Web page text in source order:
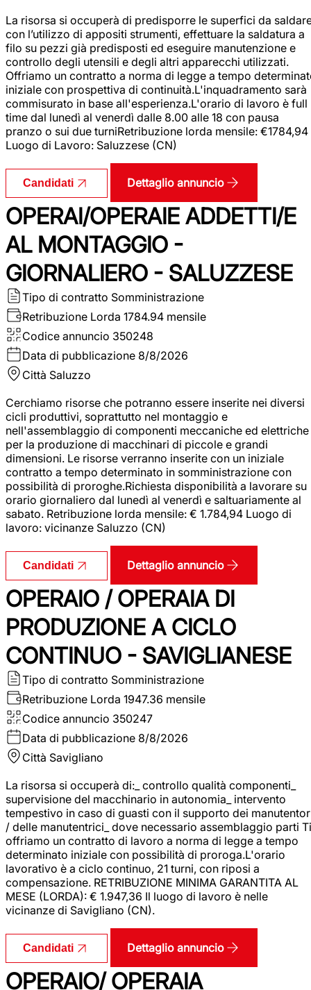
La risorsa si occuperà di predisporre le superfici da
con l’utilizzo di appositi strumenti, effettuare la saldatura a
filo su pezzi già predisposti ed eseguire manutenzione e
controllo degli utensili e degli altri apparecchi utilizzati.
Offriamo un contratto a norma di legge a tempo
iniziale con prospettiva di continuità.L'inquadramento sarà
commisurato in base all'esperienza.L'orario di lavoro è full
time dal lunedì al venerdì dalle 8.00 alle 18 con pausa
pranzo o sui due turniRetribuzione lorda mensile: €1784,94
Luogo di Lavoro: Saluzzese (CN)
Candidati Dettaglio annuncio
OPERAI/OPERAIE ADDETTI/E
AL MONTAGGIO -
GIORNALIERO - SALUZZESE
Tipo di contratto Somministrazione
Retribuzione Lorda 1784.94 mensile
Codice annuncio 350248
Data di pubblicazione 8/8/2026
Città Saluzzo
Cerchiamo risorse che potranno essere inserite nei diversi
cicli produttivi, soprattutto nel montaggio e
nell'assemblaggio di componenti meccaniche ed elettriche
per la produzione di macchinari di piccole e grandi
dimensioni. Le risorse verranno inserite con un iniziale
contratto a tempo determinato in somministrazione con
possibilità di proroghe.Richiesta disponibilità a lavorare su
orario giornaliero dal lunedì al venerdì e saltuariamente al
sabato. Retribuzione lorda mensile: € 1.784,94 Luogo di
lavoro: vicinanze Saluzzo (CN)
Candidati Dettaglio annuncio
OPERAIO / OPERAIA DI
PRODUZIONE A CICLO
CONTINUO - SAVIGLIANESE
Tipo di contratto Somministrazione
Retribuzione Lorda 1947.36 mensile
Codice annuncio 350247
Data di pubblicazione 8/8/2026
Città Savigliano
La risorsa si occuperà di:_ controllo qualità componenti_
supervisione del macchinario in autonomia_ intervento
tempestivo in caso di guasti con il supporto dei
/ delle manutentrici_ dove necessario assemblaggio parti Ti
offriamo un contratto di lavoro a norma di legge a tempo
determinato iniziale con possibilità di proroga.L'orario
lavorativo è a ciclo continuo, 21 turni, con riposi a
compensazione. RETRIBUZIONE MINIMA GARANTITA AL
MESE (LORDA): € 1.947,36 Il luogo di lavoro è nelle
vicinanze di Savigliano (CN).
Candidati Dettaglio annuncio
OPERAIO/ OPERAIA